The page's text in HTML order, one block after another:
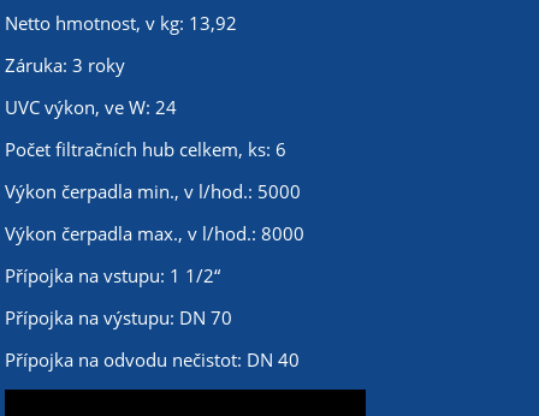
Netto hmotnost, v kg: 13,92
Záruka: 3 roky
UVC výkon, ve W: 24
Počet filtračních hub celkem, ks: 6
Výkon čerpadla min., v l/hod.: 5000
Výkon čerpadla max., v l/hod.: 8000
Přípojka na vstupu: 1 1/2“
Přípojka na výstupu: DN 70
Přípojka na odvodu nečistot: DN 40